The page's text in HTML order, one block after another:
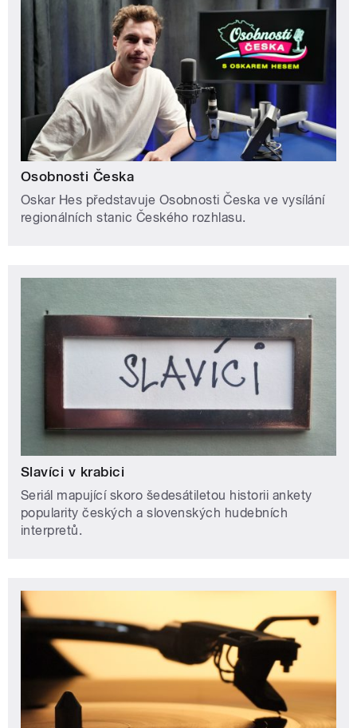
Osobnosti Česka
Oskar Hes představuje Osobnosti Česka ve vysílání
regionálních stanic Českého rozhlasu.
Slavíci v krabici
Seriál mapující skoro šedesátiletou historii ankety
popularity českých a slovenských hudebních
interpretů.